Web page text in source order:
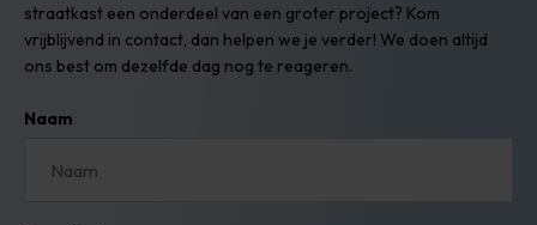
straatkast een onderdeel van een groter project? Kom
vrijblijvend in contact, dan helpen we je verder! We doen altijd
ons best om dezelfde dag nog te reageren.
Naam